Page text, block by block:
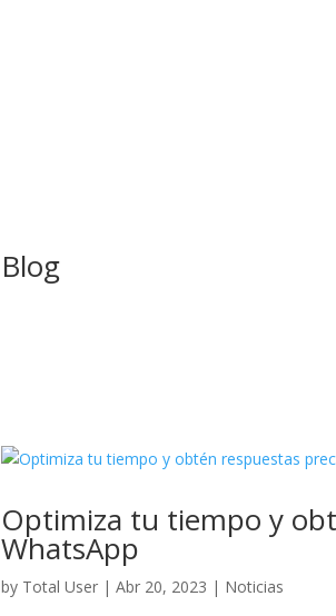
Blog
Optimiza tu tiempo y
WhatsApp
by Total User |Abr 20, 2023 | Noticias